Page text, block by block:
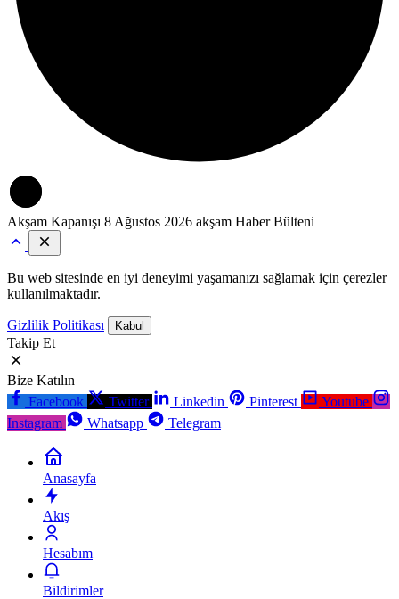
Akşam Kapanışı 8 Ağustos 2026 akşam Haber Bülteni
Bu web sitesinde en iyi deneyimi yaşamanızı sağlamak için çerezler
kullanılmaktadır.
Gizlilik Politikası Kabul
Takip Et
Bize Katılın
Facebook
Twitter Linkedin Pinterest
Youtube
Instagram
Whatsapp Telegram
Anasayfa
Akış
Hesabım
Bildirimler